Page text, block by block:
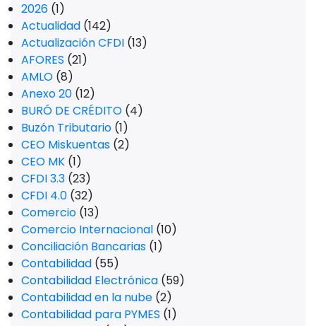
2026 (1)
Actualidad (142)
Actualización CFDI (13)
AFORES (21)
AMLO (8)
Anexo 20 (12)
BURÓ DE CRÉDITO (4)
Buzón Tributario (1)
CEO Miskuentas (2)
CEO MK (1)
CFDI 3.3 (23)
CFDI 4.0 (32)
Comercio (13)
Comercio Internacional (10)
Conciliación Bancarias (1)
Contabilidad (55)
Contabilidad Electrónica (59)
Contabilidad en la nube (2)
Contabilidad para PYMES (1)